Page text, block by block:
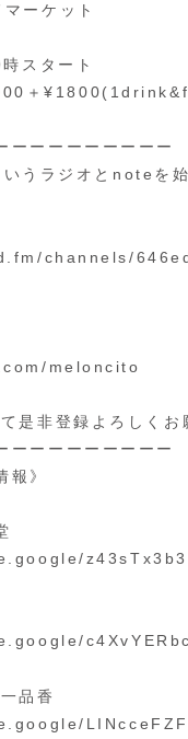
ーケット
スタート
＋
ーーーーーーーーー
うラジオとnoteを
channels/
meloncito
是非登録よろしくお
ーーーーーーーーー
報》
品香